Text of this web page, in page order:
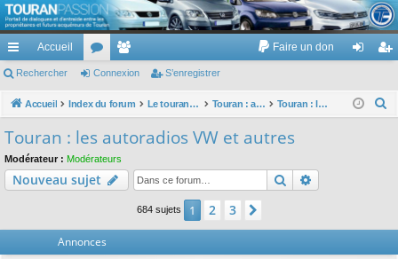
TouranPassion
Le forum des propriétaires ou futurs acquéreurs du Volkswagen Touran
cc
ès
pi
de
Accueil
or
u
e
m
Faire un don
ne nr
Rechercher Connexion S’enregistrer
Accueil Index du forum Le touran dans ses versions I (V1 V2 V3) et II ... Touran : autoradios et GPS Touran : les autoradios VW et autres
Touran : les autoradios VW et autres
Modérateur : Modérateurs
Nouveau sujet Rechercher
684 sujets 1 2 3
Annonces